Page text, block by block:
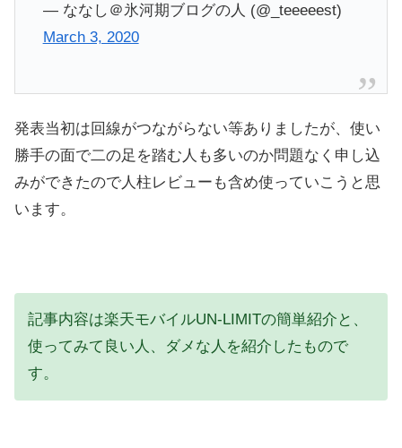
— ななし＠氷河期ブログの人 (@_teeeeest)
March 3, 2020
発表当初は回線がつながらない等ありましたが、使い
勝手の面で二の足を踏む人も多いのか問題なく申し込
みができたので人柱レビューも含め使っていこうと思
います。
記事内容は楽天モバイルUN-LIMITの簡単紹介と、
使ってみて良い人、ダメな人を紹介したもので
す。